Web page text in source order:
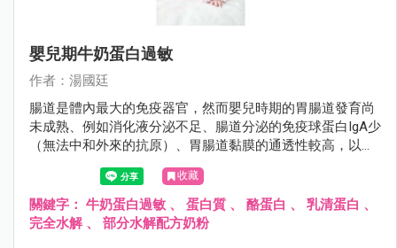
嬰兒期牛奶蛋白過敏
作者：湯國廷
腸道是體內最大的免疫器官，然而嬰兒時期的胃腸道發育尚
未成熟、例如消化液分泌不足、腸道分泌的免疫球蛋白IgA少
（無法中和外來的抗原）、胃腸道黏膜的通透性較高，以上
的種種因素造成外來的過敏原很容易透過腸黏膜進入人體，
誘發過敏反應。
收藏
關鍵字： 牛奶蛋白過敏 、 蛋白質 、 酪蛋白 、 乳清蛋白 、
完全水解、 部分水解配方奶粉